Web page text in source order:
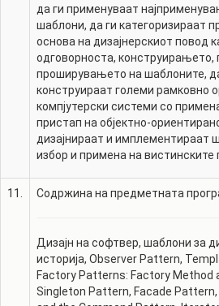
да ги применуваат
шаблони, да ги категоризираат
основа на дизајнерскиот повод
одговорноста, конструирањето,
проширувањето на шаблоните,
конструираат големи рамковно
компјутерски системи со
пристап на објектно-
дизајнираат и имплементираат
избор и примена на вистинските
11. Содржина на предметната
Дизајн на софтвер, шаблони за
историја, Observer Pattern,
Factory Patterns: Factory Method
Singleton Pattern, Facade